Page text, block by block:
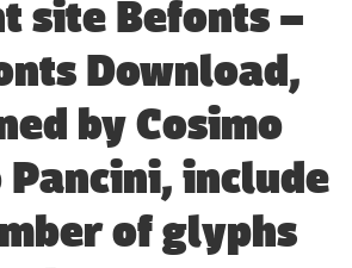
site Befonts –
Download,
by Cosimo
Pancini, include
of glyphs